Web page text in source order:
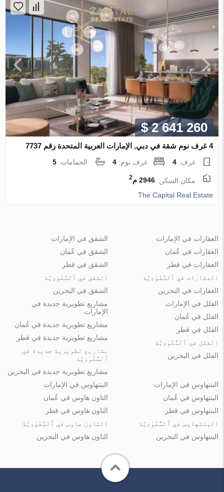
$ 2 641 260
4 غرف نوم شقة في دبي, الإمارات العربية المتحدة رقم 7737
غرف:4 غرف نوم:4 الحمامات:5
مكان السكن:2946 م 2
The Capital Real Estate
العقارات في الإمارات
العقارات في عُمان
العقارات في قطر
العقارات في ٱلسُّعُوْدِيَّة
العقارات في البحرين
الشقق في الإمارات
الشقق في عُمان
الشقق في قطر
الشقق في ٱلسُّعُوْدِيَّة
الشقق في البحرين
الفلل في الإمارات
الفلل في عُمان
الفلل في قطر
الفلل في ٱلسُّعُوْدِيَّة
الفلل في البحرين
مشاريع تطويرية جديدة في
الإمارات
مشاريع تطويرية جديدة في عُمان
مشاريع تطويرية جديدة في قطر
مشاريع تطويرية جديدة في
ٱلسُّعُوْدِيَّة
مشاريع تطويرية جديدة في البحرين
البنتهاوس في الإمارات
البنتهاوس في عُمان
البنتهاوس في قطر
البنتهاوس في ٱلسُّعُوْدِيَّة
البنتهاوس في البحرين
البنتهاوس في الإمارات
التاون هاوس في عُمان
التاون هاوس في قطر
التاون هاوس في ٱلسُّعُوْدِيَّة
التاون هاوس في البحرين